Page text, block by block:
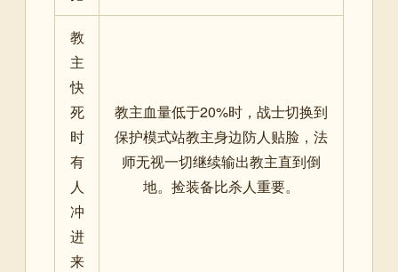
教
主
快
死
时
有
人
冲
进
来
教主血量低于20%时，战士切换到
保护模式站教主身边防人贴脸，法
师无视一切继续输出教主直到倒
地。捡装备比杀人重要。